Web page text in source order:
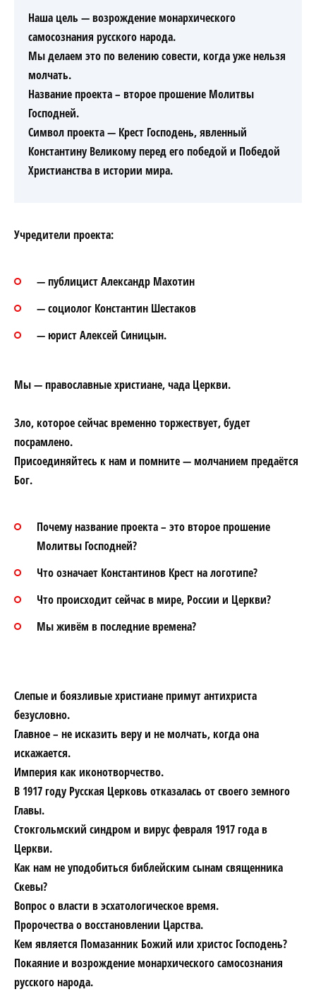
Наша цель — возрождение монархического
самосознания русского народа.
Мы делаем это по велению совести, когда уже нельзя
молчать.
Название проекта – второе прошение Молитвы
Господней.
Символ проекта — Крест Господень, явленный
Константину Великому перед его победой и Победой
Христианства в истории мира.
Учредители проекта:
— публицист Александр Махотин
— социолог Константин Шестаков
— юрист Алексей Синицын.
Мы — православные христиане, чада Церкви.
Зло, которое сейчас временно торжествует, будет
посрамлено.
Присоединяйтесь к нам и помните — молчанием предаётся
Бог.
Почему название проекта – это второе прошение
Молитвы Господней?
Что означает Константинов Крест на логотипе?
Что происходит сейчас в мире, России и Церкви?
Мы живём в последние времена?
Слепые и боязливые христиане примут антихриста
безусловно.
Главное – не исказить веру и не молчать, когда она
искажается.
Империя как иконотворчество.
В 1917 году Русская Церковь отказалась от своего земного
Главы.
Стокгольмский синдром и вирус февраля 1917 года в
Церкви.
Как нам не уподобиться библейским сынам священника
Скевы?
Вопрос о власти в эсхатологическое время.
Пророчества о восстановлении Царства.
Кем является Помазанник Божий или христос Господень?
Покаяние и возрождение монархического самосознания
русского народа.